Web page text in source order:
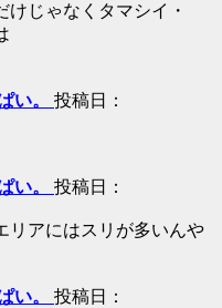
じゃなくタマシイ・
い。 投稿日：
い。 投稿日：
リアにはスリが多いんや
い。 投稿日：